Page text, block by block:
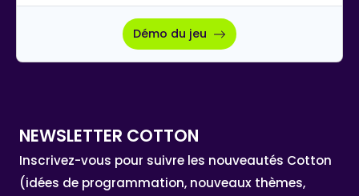
Démo du jeu
NEWSLETTER COTTON
Inscrivez-vous pour suivre les nouveautés Cotton
(idées de programmation, nouveaux thèmes,